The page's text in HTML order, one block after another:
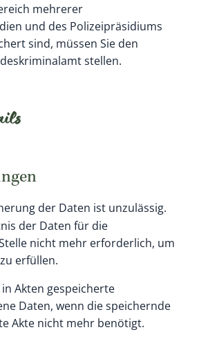
mehrerer
und des Polizeipräsidiums
sind, müssen Sie den
stellen.
der Daten ist unzulässig.
der Daten für die
nicht mehr erforderlich, um
erfüllen.
Akten gespeicherte
Daten, wenn die speichernde
Akte nicht mehr benötigt.